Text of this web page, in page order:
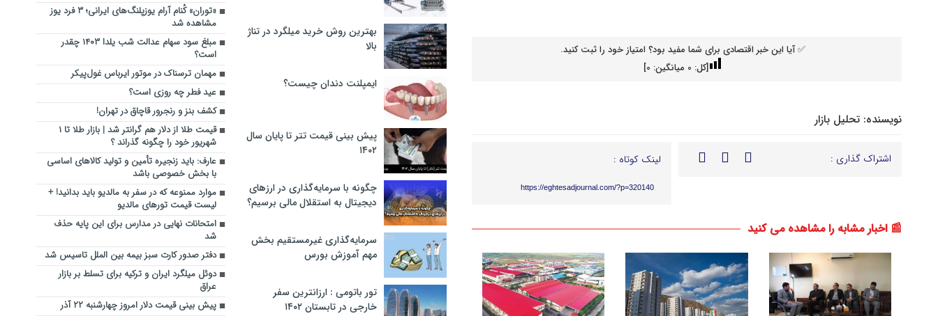
✅ آیا این خبر اقتصادی برای شما مفید بود؟ امتیاز خود را ثبت کنید.
[کل: 0 میانگین: 0
]
نویسنده: تحلیل بازار
اشتراک گذاری : لینک کوتاه :
https://eghtesadjournal.com/?p=320140
📰 اخبار مشابه را مشاهده می کنید
بهترین روش خرید میلگرد در تناژ
بالا
ایمپلنت دندان چیست؟
پیش بینی قیمت تتر تا پایان سال
۱۴۰۲
چگونه با سرمایه‌گذاری در ارزهای
دیجیتال به استقلال مالی برسیم؟
سرمایه‌گذاری غیرمستقیم بخش
مهم آموزش بورس
تور باتومی : ارزانترین سفر
خارجی در تابستان ۱۴۰۲
«توران» کُنام آرام یوزپلنگ‌های ایرانی؛ ۳ فرد یوز
مشاهده شد
مبلغ سود سهام عدالت شب یلدا ۱۴۰۳ چقدر
است؟
مهمان ترسناک در موتور ایرباس غول‌پیکر
عید فطر چه روزی است؟
کشف بنز و رنجرور قاچاق در تهران!
قیمت طلا از دلار هم گرانتر شد | بازار طلا تا ۱
شهریور خود را چگونه گذراند ؟
عارف: باید زنجیره تأمین و تولید کالاهای اساسی
با بخش خصوصی باشد
موارد ممنوعه که در سفر به مالدیو باید بدانید! +
لیست قیمت تورهای مالدیو
امتحانات نهایی در مدارس برای این پایه حذف
شد
دفتر صدور کارت سبز بیمه بین الملل تاسیس شد
دوئل میلگرد ایران و ترکیه برای تسلط بر بازار
عراق
پیش بینی قیمت دلار امروز چهارشنبه ۲۲ آذر